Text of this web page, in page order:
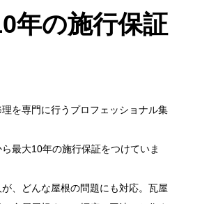
年の施行保証
を専門に行うプロフェッショナル集
最大10年の施行保証をつけていま
、どんな屋根の問題にも対応。瓦屋